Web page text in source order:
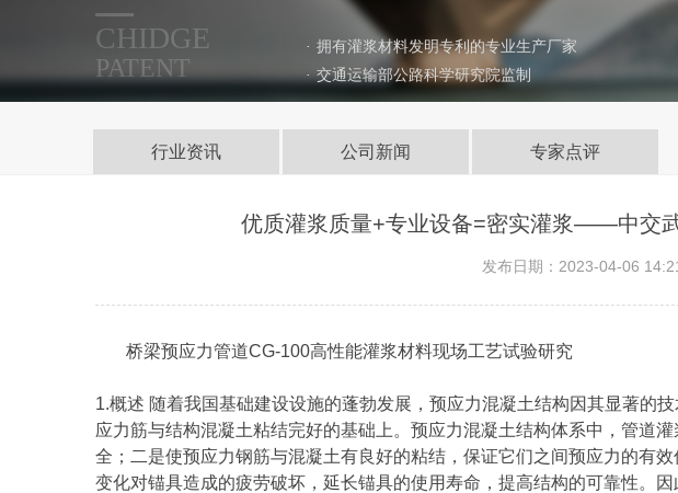
CHIDGE
PATENT
· 拥有灌浆材料发明专利的专业生产厂家
· 交通运输部公路科学研究院监制
行业资讯 公司新闻 专家点评
优质灌浆质量+专业设备=密实灌浆——中交
发布日期：2023-04-06
桥梁预应力管道CG-100高性能灌浆材料现场工艺试验研究
1.概述 随着我国基础建设设施的蓬勃发展，预应力混凝土结构因其显著的
应力筋与结构混凝土粘结完好的基础上。预应力混凝土结构体系中，管道
全；二是使预应力钢筋与混凝土有良好的粘结，保证它们之间预应力的有
变化对锚具造成的疲劳破坏，延长锚具的使用寿命，提高结构的可靠性。